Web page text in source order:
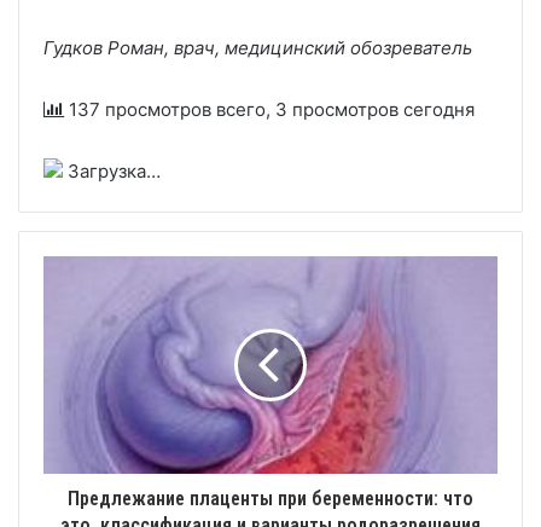
Гудков Роман, врач, медицинский обозреватель
137 просмотров всего, 3 просмотров сегодня
Загрузка…
Предлежание плаценты при беременности: что